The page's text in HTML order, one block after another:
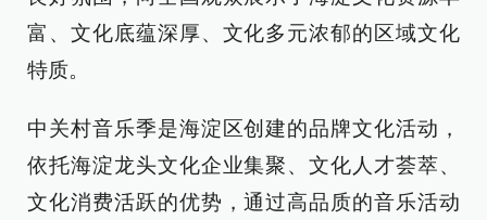
富、文化底蕴深厚、文化多元浓郁的区域文化
特质。
中关村音乐季是海淀区创建的品牌文化活动，
依托海淀龙头文化企业集聚、文化人才荟萃、
文化消费活跃的优势，通过高品质的音乐活动